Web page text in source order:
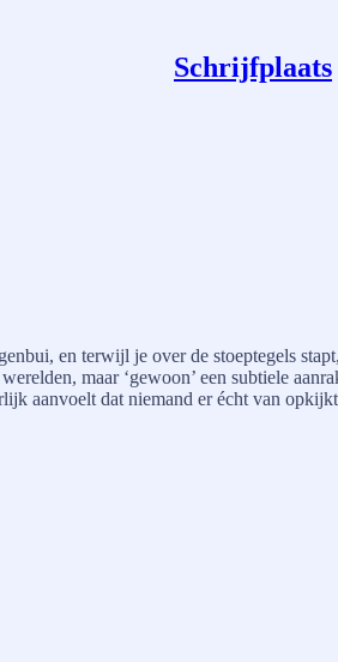
Schrijfplaats
en terwijl je over de stoeptegels
maar ‘gewoon’ een subtiele
aanvoelt dat niemand er écht van